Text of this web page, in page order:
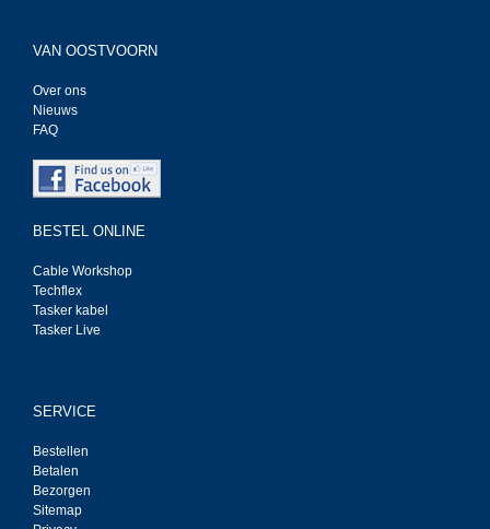
VAN OOSTVOORN
Over ons
Nieuws
FAQ
BESTEL ONLINE
Cable Workshop
Techflex
Tasker kabel
Tasker Live
SERVICE
Bestellen
Betalen
Bezorgen
Sitemap